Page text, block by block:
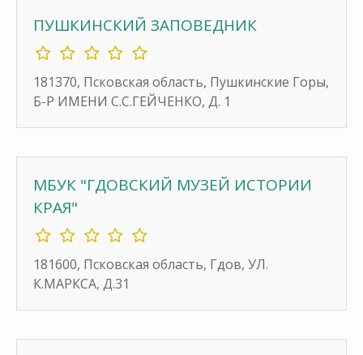
ПУШКИНСКИЙ ЗАПОВЕДНИК
181370, Псковская область, Пушкинские Горы,
Б-Р ИМЕНИ С.С.ГЕЙЧЕНКО, Д. 1
МБУК "ГДОВСКИЙ МУЗЕЙ ИСТОРИИ
КРАЯ"
181600, Псковская область, Гдов, УЛ.
К.МАРКСА, Д.31